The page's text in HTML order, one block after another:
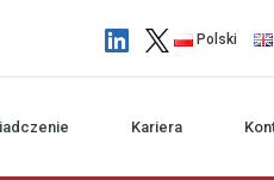
Polski
Kariera